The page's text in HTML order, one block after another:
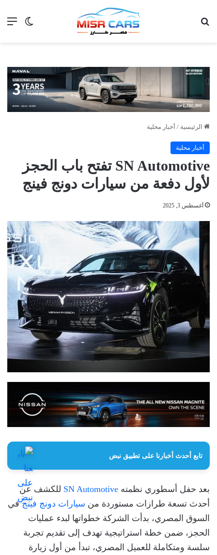
الوضع
الرئيسية / أخبار محلية
أخبار محلية
SN Automotive تفتح باب الحجز
لأول دفعة من سيارات دونج فينج
أغسطس 3, 2025
تابع أحدث أخبارنا على تطبيق نبض
بعد حفل أسطوري نظمته SN Automotive للكشف عن
أحدث تسعة طرازات مستوردة من سيارات دونج فينجفي
السوق المصري، بدأت الشركة خطواتها لبدء عمليات
الحجز، ضمن خطة استراتيجية تهدف إلى تقديم تجربة
سلسة ومتكاملة للعميل المصري، تبدأ من أول زيارة